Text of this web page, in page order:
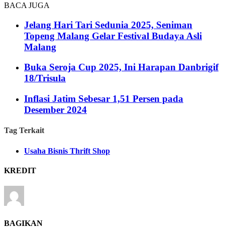
BACA JUGA
Jelang Hari Tari Sedunia 2025, Seniman
Topeng Malang Gelar Festival Budaya Asli
Malang
Buka Seroja Cup 2025, Ini Harapan Danbrigif
18/Trisula
Inflasi Jatim Sebesar 1,51 Persen pada
Desember 2024
Tag Terkait
Usaha Bisnis Thrift Shop
KREDIT
BAGIKAN